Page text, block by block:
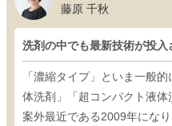
藤原 千秋
洗剤の中でも最新技術が投
「濃縮タイプ」といま一般
体洗剤」「超コンパクト液体
案外最近である2009年にな